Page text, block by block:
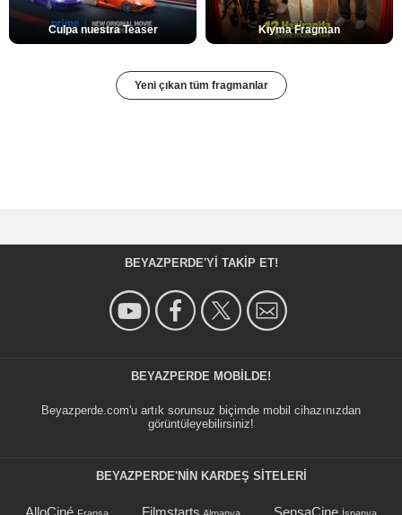
Culpa nuestra Teaser Kıyma Fragman
Yeni çıkan tüm fragmanlar
BEYAZPERDE'YI TAKIP ET!
BEYAZPERDE MOBILDE!
Beyazperde.com'u artık sorunsuz biçimde mobil cihazınızdan
görüntüleyebilirsiniz!
BEYAZPERDE'NIN KARDEŞ SİTELERİ